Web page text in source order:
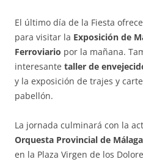
El último día de la Fiesta
para visitar la Exposición de
Ferroviario por la mañana.
interesante taller de
y la exposición de trajes y
pabellón.
La jornada culminará con la
Orquesta Provincial de
en la Plaza Virgen de los